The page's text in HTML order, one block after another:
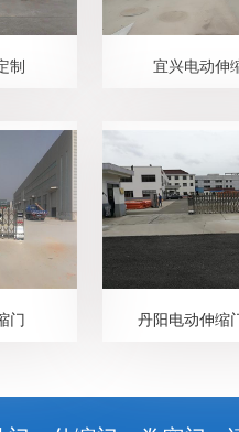
制 宜兴电动伸
门 丹阳电动伸缩